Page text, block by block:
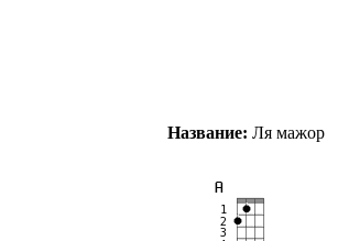
Название: Ля мажор